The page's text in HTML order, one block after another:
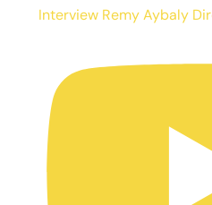
Interview Remy Aybaly